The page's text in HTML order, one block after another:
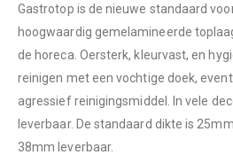
Gastrotop is de nieuwe standaard
hoogwaardig gemelamineerde
de horeca. Oersterk, kleurvast, en
reinigen met een vochtige doek,
agressief reinigingsmiddel. In vele
leverbaar. De standaard dikte is
38mm leverbaar.